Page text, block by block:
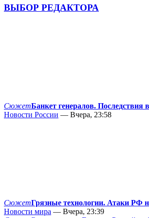
ВЫБОР РЕДАКТОРА
СюжетБанкет генералов. Последствия
Новости России — Вчера, 23:58
СюжетГрязные технологии. Атаки РФ
Новости мира — Вчера, 23:39